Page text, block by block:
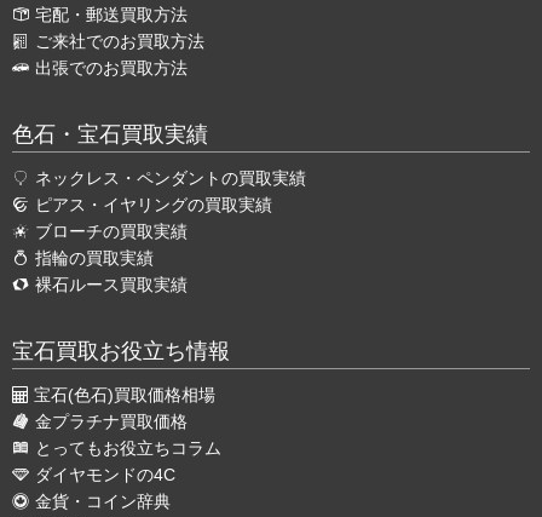
宅配・郵送買取方法
ご来社でのお買取方法
出張でのお買取方法
色石・宝石買取実績
ネックレス・ペンダントの買取実績
ピアス・イヤリングの買取実績
ブローチの買取実績
指輪の買取実績
裸石ルース買取実績
宝石買取お役立ち情報
宝石(色石)買取価格相場
金プラチナ買取価格
とってもお役立ちコラム
ダイヤモンドの4C
金貨・コイン辞典